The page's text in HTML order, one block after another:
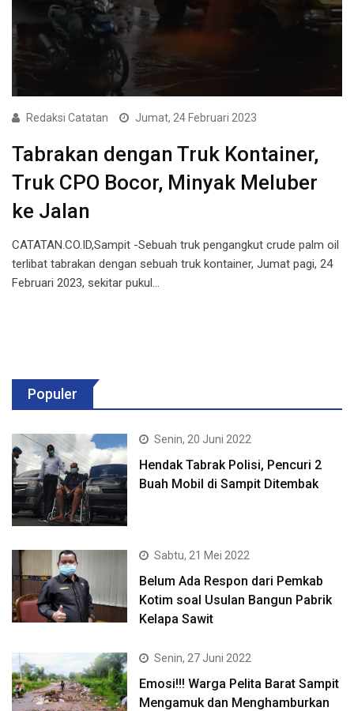
Redaksi Catatan Jumat, 24 Februari 2023
Tabrakan dengan Truk Kontainer,
Truk CPO Bocor, Minyak Meluber
ke Jalan
CATATAN.CO.ID,Sampit -Sebuah truk pengangkut crude palm oil
terlibat tabrakan dengan sebuah truk kontainer, Jumat pagi, 24
Februari 2023, sekitar pukul…
Populer
Senin, 20 Juni 2022
Hendak Tabrak Polisi, Pencuri 2
Buah Mobil di Sampit Ditembak
Sabtu, 21 Mei 2022
Belum Ada Respon dari Pemkab
Kotim soal Usulan Bangun Pabrik
Kelapa Sawit
Senin, 27 Juni 2022
Emosi!!! Warga Pelita Barat Sampit
Mengamuk dan Menghamburkan